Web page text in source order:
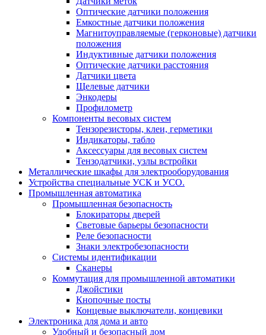
Оптические датчики положения
Емкостные датчики положения
Магнитоуправляемые (герконовые) датчики
положения
Индуктивные датчики положения
Оптические датчики расстояния
Датчики цвета
Щелевые датчики
Энкодеры
Профилометр
Компоненты весовых систем
Тензорезисторы, клеи, герметики
Индикаторы, табло
Аксессуары для весовых систем
Тензодатчики, узлы встройки
Металлические шкафы для электрооборудования
Устройства специальные УСК и УСО.
Промышленная автоматика
Промышленная безопасность
Блокираторы дверей
Световые барьеры безопасности
Реле безопасности
Знаки электробезопасности
Системы идентификации
Сканеры
Коммутация для промышленной автоматики
Джойстики
Кнопочные посты
Концевые выключатели, концевики
Электроника для дома и авто
Удобный и безопасный дом